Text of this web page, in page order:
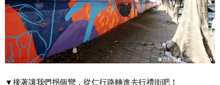
▼接著讓我們拐個彎，從仁行路轉進去行禮街吧！